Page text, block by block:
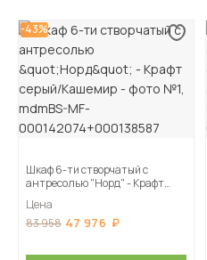
-43%
Шкаф 6-ти створчатый с
антресолью "Норд" - Крафт
Цена
83 958 47 976